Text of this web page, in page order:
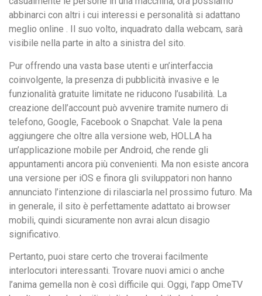
abbinarci con altri i cui interessi e personalità si adattano
meglio online . Il suo volto, inquadrato dalla webcam, sarà
visibile nella parte in alto a sinistra del sito.
Pur offrendo una vasta base utenti e un’interfaccia
coinvolgente, la presenza di pubblicità invasive e le
funzionalità gratuite limitate ne riducono l’usabilità. La
creazione dell’account può avvenire tramite numero di
telefono, Google, Facebook o Snapchat. Vale la pena
aggiungere che oltre alla versione web, HOLLA ha
un’applicazione mobile per Android, che rende gli
appuntamenti ancora più convenienti. Ma non esiste ancora
una versione per iOS e finora gli sviluppatori non hanno
annunciato l’intenzione di rilasciarla nel prossimo futuro. Ma
in generale, il sito è perfettamente adattato ai browser
mobili, quindi sicuramente non avrai alcun disagio
significativo.
Pertanto, puoi stare certo che troverai facilmente
interlocutori interessanti. Trovare nuovi amici o anche
l’anima gemella non è così difficile qui. Oggi, l’app OmeTV